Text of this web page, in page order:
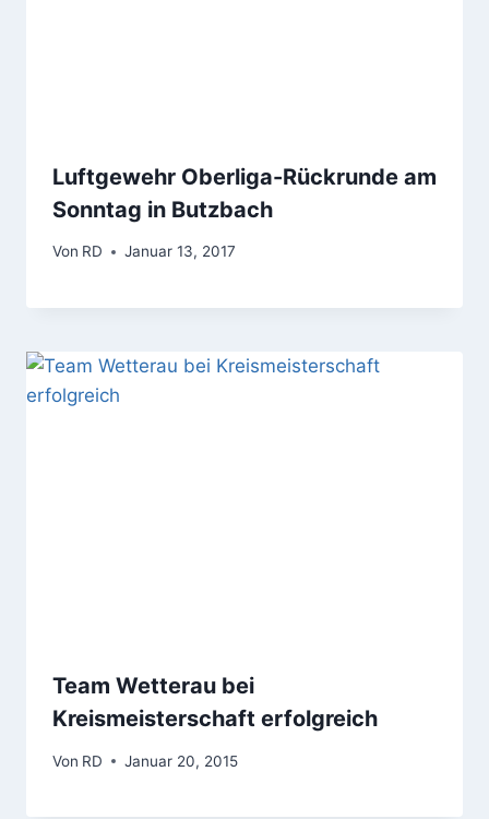
Luftgewehr Oberliga-Rückrunde am
Sonntag in Butzbach
Von RD Januar 13, 2017
Team Wetterau bei
Kreismeisterschaft erfolgreich
Von RD Januar 20, 2015